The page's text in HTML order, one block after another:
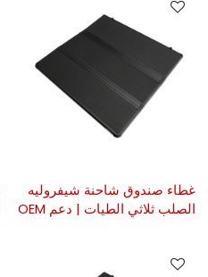
غطاء صندوق شاحنة شيفروليه
الصلب ثلاثي الطيات | دعم OEM